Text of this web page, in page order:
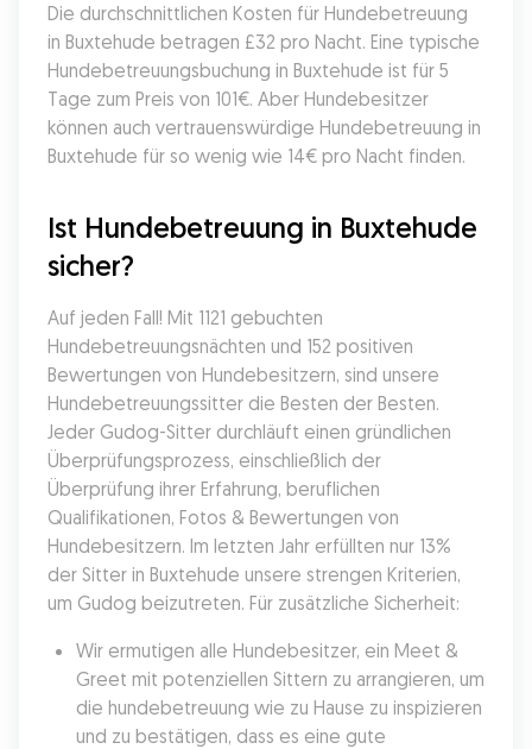
Die durchschnittlichen Kosten für Hundebetreuung
in Buxtehude betragen £32 pro Nacht. Eine typische
Hundebetreuungsbuchung in Buxtehude ist für 5
Tage zum Preis von 101€. Aber Hundebesitzer
können auch vertrauenswürdige Hundebetreuung in
Buxtehude für so wenig wie 14€ pro Nacht finden.
Ist Hundebetreuung in Buxtehude
sicher?
Auf jeden Fall! Mit 1121 gebuchten
Hundebetreuungsnächten und 152 positiven
Bewertungen von Hundebesitzern, sind unsere
Hundebetreuungssitter die Besten der Besten.
Jeder Gudog-Sitter durchläuft einen gründlichen
Überprüfungsprozess, einschließlich der
Überprüfung ihrer Erfahrung, beruflichen
Qualifikationen, Fotos & Bewertungen von
Hundebesitzern. Im letzten Jahr erfüllten nur 13%
der Sitter in Buxtehude unsere strengen Kriterien,
um Gudog beizutreten. Für zusätzliche Sicherheit:
Wir ermutigen alle Hundebesitzer, ein Meet &
Greet mit potenziellen Sittern zu arrangieren, um
die hundebetreuung wie zu Hause zu inspizieren
und zu bestätigen, dass es eine gute